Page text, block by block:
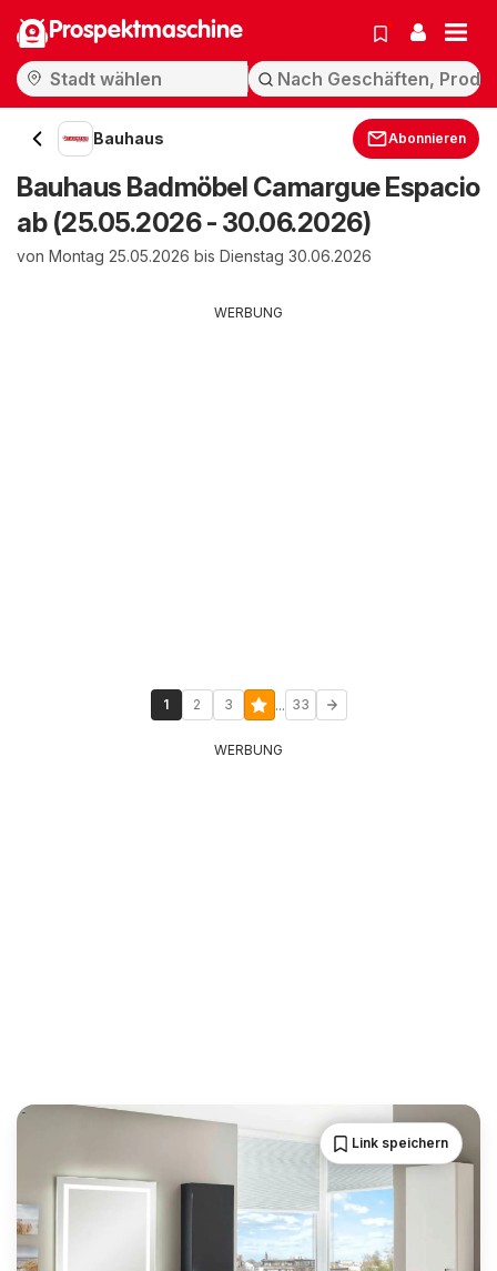
Prospektmaschine
Bauhaus Abonnieren
Bauhaus Badmöbel Camargue Espacio
ab (25.05.2026 - 30.06.2026)
von Montag 25.05.2026 bis Dienstag 30.06.2026
WERBUNG
1 2 3 ... 33
WERBUNG
Link speichern